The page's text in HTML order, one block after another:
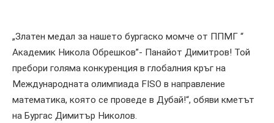
„Златен медал за нашето бургаско момче от ППМГ “
Академик Никола Обрешков”- Панайот Димитров! Той
пребори голяма конкуренция в глобалния кръг на
Международната олимпиада FISO в направление
математика, която се проведе в Дубай!“, обяви кметът
на Бургас Димитър Николов.